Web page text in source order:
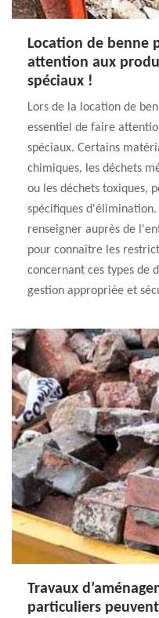
Location de benne
attention aux
spéciaux !
Lors de la location de
essentiel de faire
spéciaux. Certains
chimiques, les déchets
ou les déchets toxiques,
spécifiques
renseigner auprès de
pour connaître les
concernant ces types de
gestion appropriée et
Travaux
particuliers